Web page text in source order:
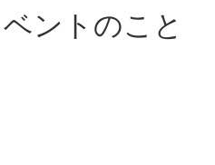
ベントのこと